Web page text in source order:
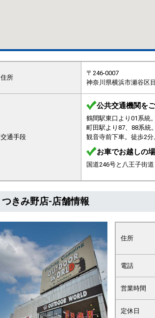
住所
〒246-0007
神奈川県横浜市瀬谷区
交通手段
公共交通機関を
鶴間駅東口より01系統。
町田駅より87、88系統。
観音寺前下車。徒歩2分
お車でお越しの
国道246号と八王子街
つきみ野店-店舗情報
住所
電話
営業時間
定休日